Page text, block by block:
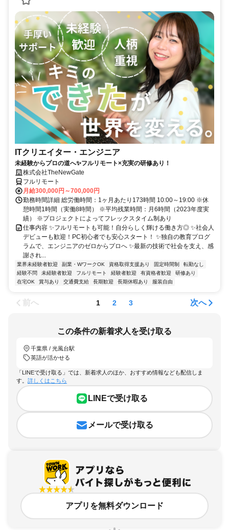
ITクリエイター・エンジニア
未経験からプロの道へ✨フルリモート×充実の研修あり！
株式会社TheNewGate
フルリモート
月給300,000円～700,000円
勤務時間詳細 総労働時間：1ヶ月あたり173時間 10:00～19:00 ※休
憩時間1時間（実働8時間） ※平均残業時間：月6時間（2023年度実
績） ※プロジェクトによってフレックスタイム制あり
仕事内容 ✨フルリモートも可能！自分らしく輝ける働き方◎ ✨社会人
デビューも歓迎！PC初心者でも安心スタート！ ✨独自の教育プログ
ラムで、エンジニアのゼロからプロへ ✨最新の技術で社会を支え、感
謝され...
業界未経験者歓迎 副業・WワークOK 資格取得支援あり 固定時間制
転勤なし
経験不問
未経験者歓迎 フルリモート 経験者歓迎 有資格者歓迎
研修あり
在宅OK
賞与あり 交通費支給 長期歓迎 長期休暇あり 服装自由
前へ 1 2 3 次へ
この条件の新着求人を受け取る
千葉県 / 光風台駅
英語が活かせる
「LINEで受け取る」では、新着求人のほか、おすすめ情報なども配信しま
す。 詳しくはこちら
LINEで受け取る
メールで受け取る
アプリを無料ダウンロード